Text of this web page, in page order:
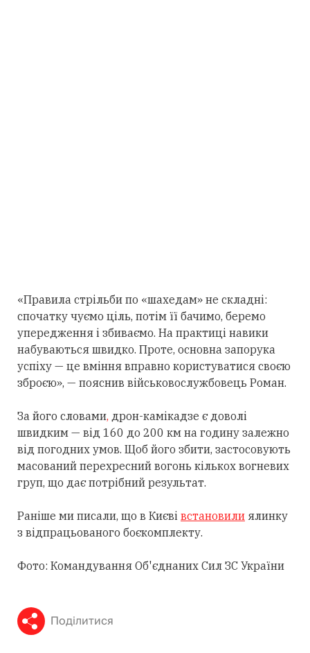
«Правила стрільби по «шахедам» не складні:
спочатку чуємо ціль, потім її бачимо, беремо
упередження і збиваємо. На практиці навики
набуваються швидко. Проте, основна запорука
успіху — це вміння вправно користуватися своєю
зброєю», — пояснив військовослужбовець Роман.
За його словами, дрон-камікадзе є доволі
швидким — від 160 до 200 км на годину залежно
від погодних умов. Щоб його збити, застосовують
масований перехресний вогонь кількох вогневих
груп, що дає потрібний результат.
Раніше ми писали, що в Києві встановили ялинку
з відпрацьованого боєкомплекту.
Фото: Командування Об'єднаних Сил ЗС України
Поділитися